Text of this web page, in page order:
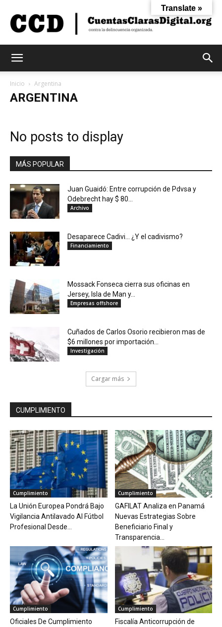
Inicio Argentina
ARGENTINA
No posts to display
MÁS POPULAR
Juan Guaidó: Entre corrupción de Pdvsa y
Odebrecht hay $ 80...
Archivo
Desaparece Cadivi… ¿Y el cadivismo?
Financiamiento
Mossack Fonseca cierra sus oficinas en
Jersey, Isla de Man y...
Empresas offshore
Cuñados de Carlos Osorio recibieron mas de
$6 millones por importación...
Investigación
Cargar más
CUMPLIMIENTO
Cumplimiento
La Unión Europea Pondrá Bajo
Vigilancia Antilavado Al Fútbol
Profesional Desde...
Cumplimiento
GAFILAT Analiza en Panamá
Nuevas Estrategias Sobre
Beneficiario Final y
Transparencia...
Cumplimiento
Oficiales De Cumplimiento
Cumplimiento
Fiscalía Anticorrupción de
Translate »